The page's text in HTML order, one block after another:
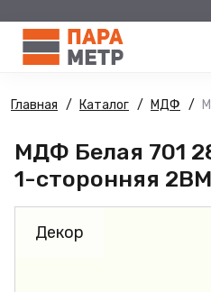
Главная Каталог МДФ
МДФ Белая 701
1-сторонняя
Декор